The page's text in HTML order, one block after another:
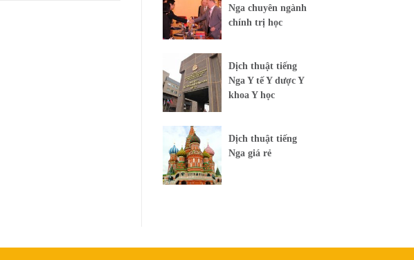
Nga chuyên ngành
chính trị học
Dịch thuật tiếng
Nga Y tế Y dược Y
khoa Y học
Dịch thuật tiếng
Nga giá rẻ